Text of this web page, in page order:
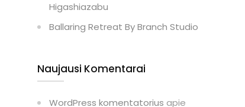
Higashiazabu
Ballaring Retreat By Branch Studio
Naujausi Komentarai
WordPress komentatorius apie